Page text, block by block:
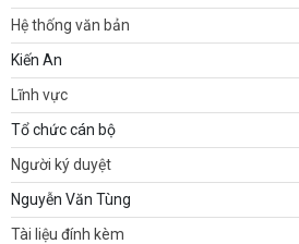
Hệ thống văn bản
Kiến An
Lĩnh vực
Tổ chức cán bộ
Người ký duyệt
Nguyễn Văn Tùng
Tài liệu đính kèm